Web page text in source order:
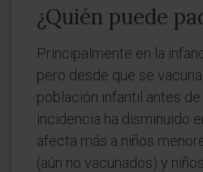
¿Quién puede
Principalmente en la
pero desde que se
población infantil antes
incidencia ha disminuido
afecta más a niños
(aún no vacunados) y